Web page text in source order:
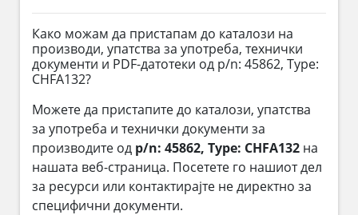
Како можам да пристапам до каталози на
производи, упатства за употреба, технички
документи и PDF-датотеки од p/n: 45862, Type:
CHFA132?
Можете да пристапите до каталози, упатства
за употреба и технички документи за
производите од p/n: 45862, Type: CHFA132 на
нашата веб-страница. Посетете го нашиот дел
за ресурси или контактирајте не директно за
специфични документи.